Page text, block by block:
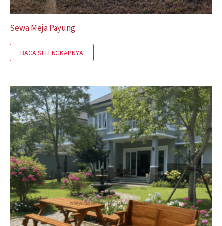
Sewa Meja Payung
BACA SELENGKAPNYA